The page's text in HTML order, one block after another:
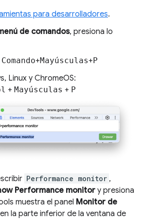
para desarrolladores.
de comandos, presiona lo
Comando+Mayúsculas+P
Linux y ChromeOS:
+ Mayúsculas + P
Performance monitor ,
Performance monitor y presiona
muestra el panel Monitor de
la parte inferior de la ventana de